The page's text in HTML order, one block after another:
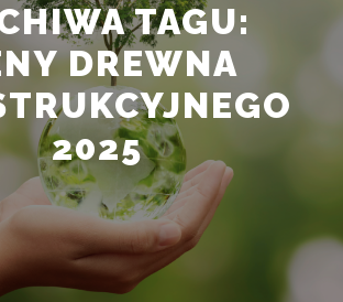
TAGU:
DREWNA
2025